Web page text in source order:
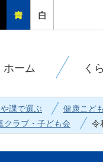
ホーム く
課で選ぶ 健康こど
クラブ・子ども会
令